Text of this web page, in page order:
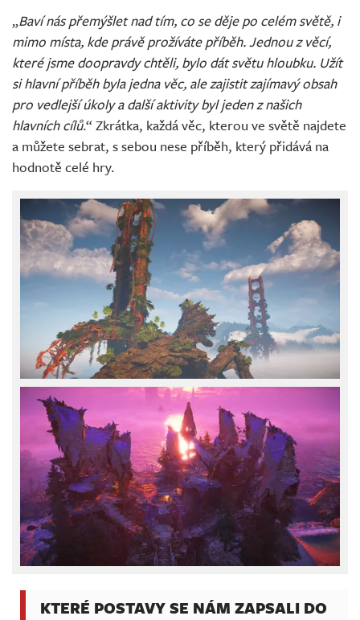
„Baví nás přemýšlet nad tím, co se děje po celém světě, i
mimo místa, kde právě prožíváte příběh. Jednou z věcí,
které jsme doopravdy chtěli, bylo dát světu hloubku. Užít
si hlavní příběh byla jedna věc, ale zajistit zajímavý obsah
pro vedlejší úkoly a další aktivity byl jeden z našich
hlavních cílů.“ Zkrátka, každá věc, kterou ve světě najdete
a můžete sebrat, s sebou nese příběh, který přidává na
hodnotě celé hry.
KTERÉ POSTAVY SE NÁM ZAPSALI DO